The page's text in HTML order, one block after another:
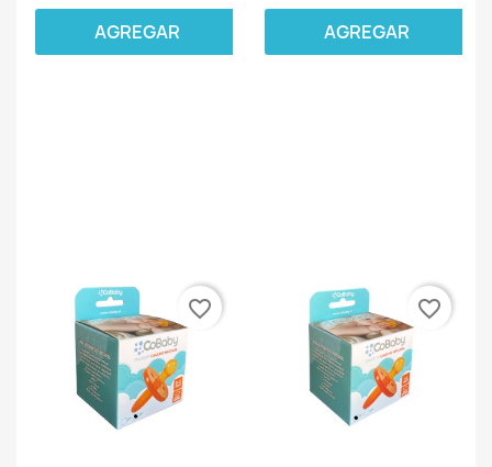
AGREGAR AGREGAR
favorite_border favorite_border